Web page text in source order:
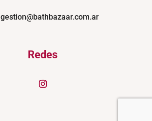
gestion@bathbazaar.com.ar
Redes